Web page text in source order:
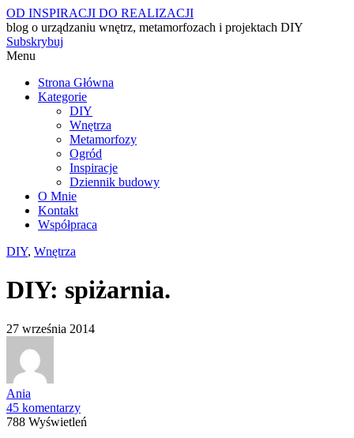
OD INSPIRACJI DO REALIZACJI
blog o urządzaniu wnętrz, metamorfozach i projektach DIY
Subskrybuj
Menu
Strona Główna
Kategorie
DIY
Wnętrza
Metamorfozy
Ogród
Inspiracje
Dziennik budowy
O Mnie
Kontakt
Współpraca
DIY, Wnętrza
DIY: spiżarnia.
27 września 2014
Ania
45 komentarzy
788 Wyświetleń